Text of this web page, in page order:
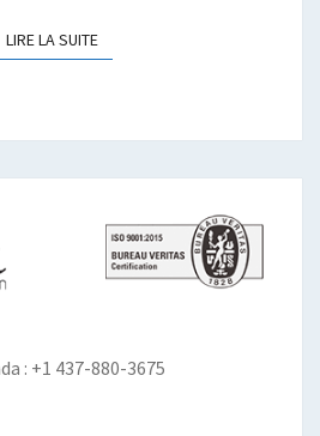
LIRE LA SUITELIRE LA SUITE
: +1 437-880-3675